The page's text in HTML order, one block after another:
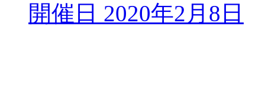
開催日 2020年2月8日